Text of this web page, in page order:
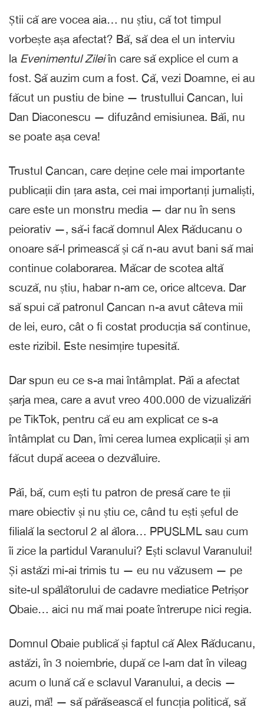
Știi că are vocea aia… nu știu, că tot timpul
vorbește așa afectat? Bă, să dea el un interviu
la Evenimentul Zileiîn care să explice el cum a
fost. Să auzim cum a fost. Că, vezi Doamne, ei au
făcut un pustiu de bine — trustullui Cancan, lui
Dan Diaconescu — difuzând emisiunea. Băi, nu
se poate așa ceva!
Trustul Cancan, care deține cele mai importante
publicații din țara asta, cei mai importanți jurnaliști,
care este un monstru media — dar nu în sens
peiorativ —, să-i facă domnul Alex Răducanu o
onoare să-l primească și că n-au avut bani să mai
continue colaborarea. Măcar de scotea altă
scuză, nu știu, habar n-am ce, orice altceva. Dar
să spui că patronul Cancan n-a avut câteva mii
de lei, euro, cât o fi costat producția să continue,
este rizibil. Este nesimțire tupesită.
Dar spun eu ce s-a mai întâmplat. Păi a afectat
șarja mea, care a avut vreo 400.000 de vizualizări
pe TikTok, pentru că eu am explicat ce s-a
întâmplat cu Dan, îmi cerea lumea explicații și am
făcut după aceea o dezvăluire.
Păi, bă, cum ești tu patron de presă care te ții
mare obiectiv și nu știu ce, când tu ești șeful de
filială la sectorul 2 al ălora… PPUSLML sau cum
îi zice la partidul Varanului? Ești sclavul Varanului!
Și astăzi mi-ai trimis tu — eu nu văzusem — pe
site-ul spălătorului de cadavre mediatice Petrișor
Obaie… aici nu mă mai poate întrerupe nici regia.
Domnul Obaie publică și faptul că Alex Răducanu,
astăzi, în 3 noiembrie, după ce l-am dat în vileag
acum o lună că e sclavul Varanului, a decis —
auzi, mă! — să părăsească el funcția politică, să